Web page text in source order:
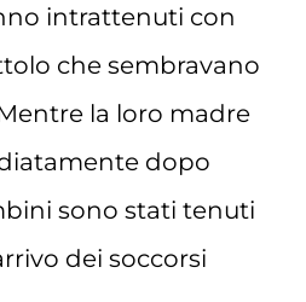
intrattenuti con
che sembravano
la loro madre
dopo
sono stati tenuti
dei soccorsi